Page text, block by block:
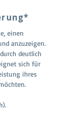
einen
anzuzeigen.
deutlich
sich für
ihres